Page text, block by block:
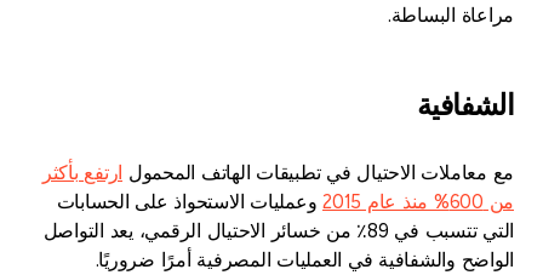
مراعاة البساطة.
الشفافية
مع معاملات الاحتيال في تطبيقات الهاتف المحمول ارتفع بأكثر
من 600% منذ عام 2015
وعمليات الاستحواذ على الحسابات
التي تتسبب في 89٪ من خسائر الاحتيال الرقمي، يعد التواصل
الواضح والشفافية في العمليات المصرفية أمرًا ضروريًا.